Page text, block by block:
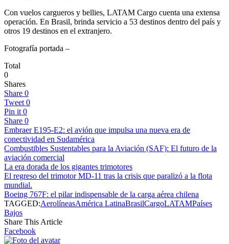
Con vuelos cargueros y bellies, LATAM Cargo cuenta una extensa
operación. En Brasil, brinda servicio a 53 destinos dentro del país y
otros 19 destinos en el extranjero.
Fotografía portada –
Total
0
Shares
Share 0
Tweet 0
Pin it 0
Share 0
Embraer E195-E2: el avión que impulsa una nueva era de
conectividad en Sudamérica
Combustibles Sustentables para la Aviación (SAF): El futuro de la
aviación comercial
La era dorada de los gigantes trimotores
El regreso del trimotor MD-11 tras la crisis que paralizó a la flota
mundial.
Boeing 767F: el pilar indispensable de la carga aérea chilena
TAGGED:AerolíneasAmérica LatinaBrasilCargoLATAMPaíses
Bajos
Share This Article
Facebook